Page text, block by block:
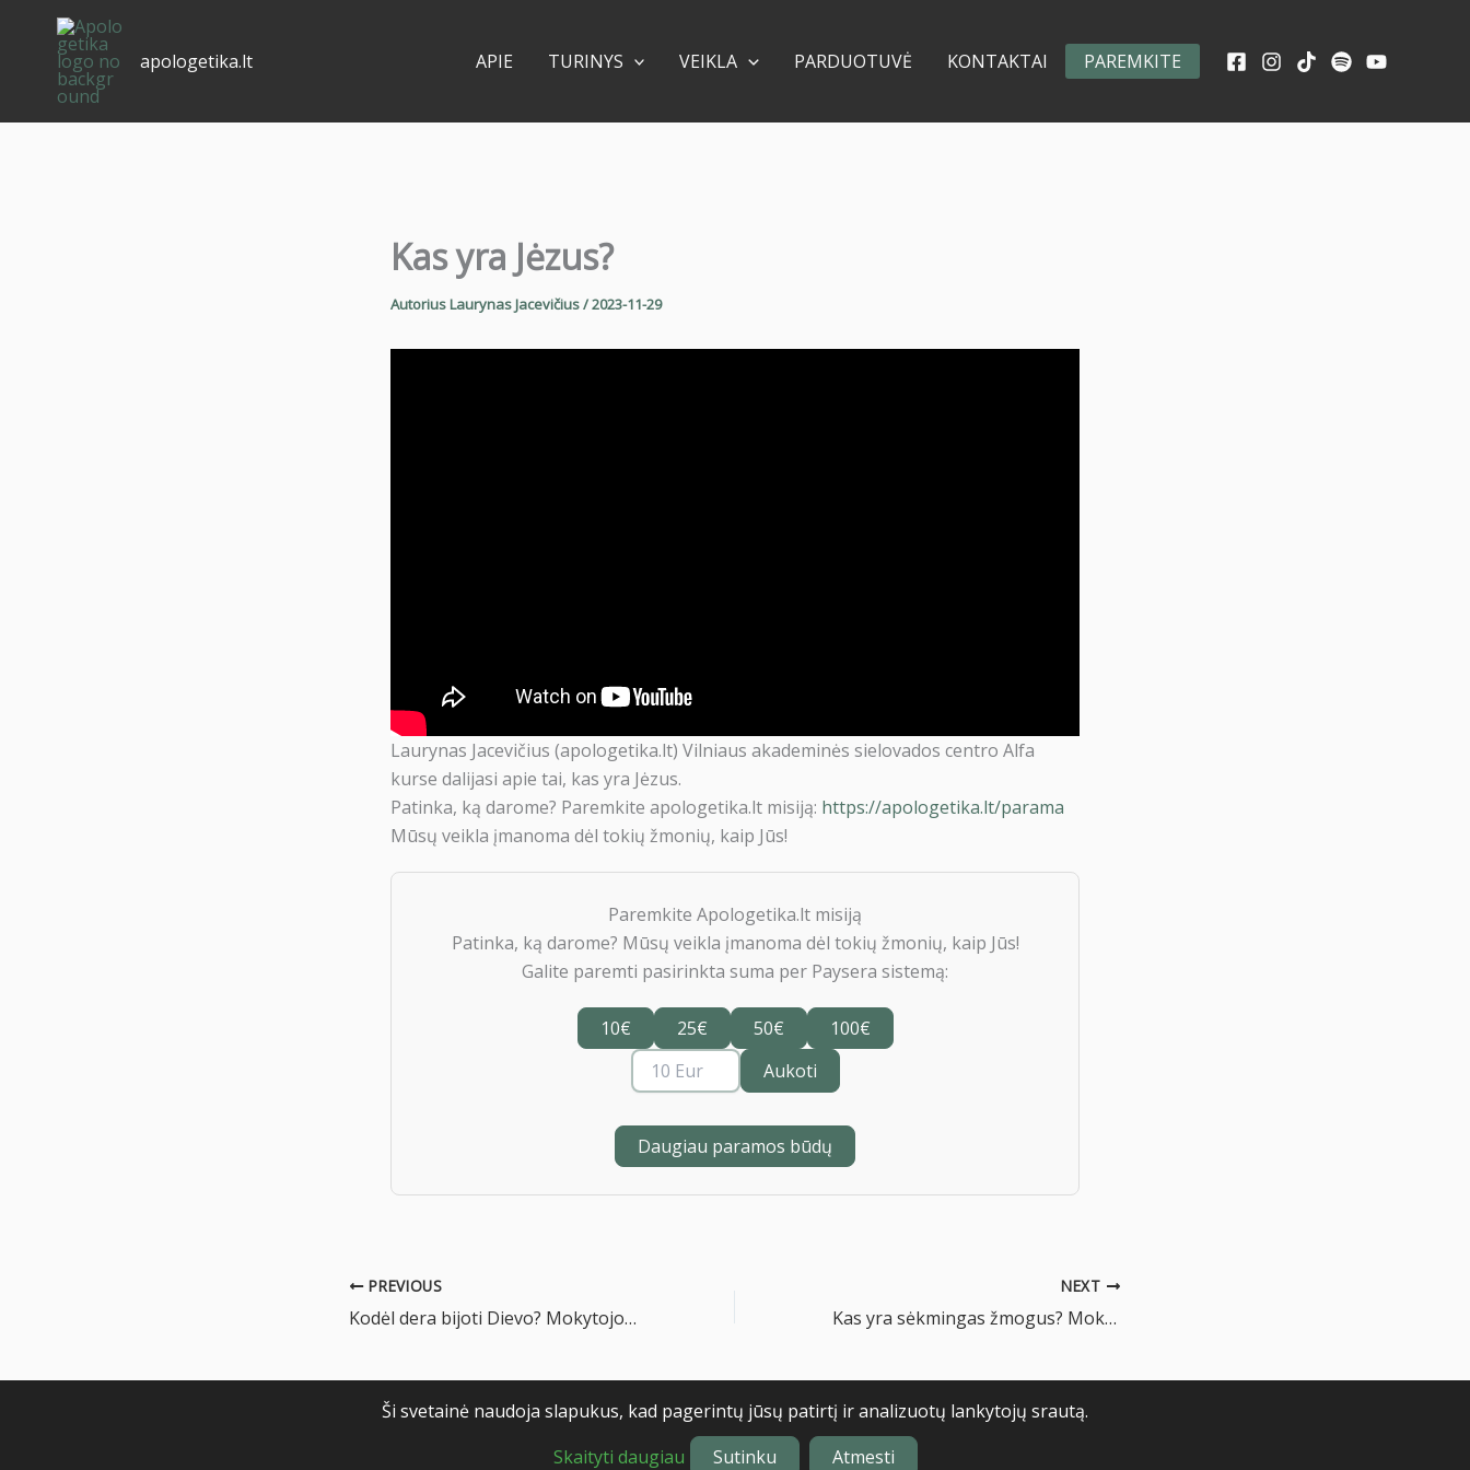
apologetika.lt APIE TURINYS VEIKLA PARDUOTUVĖ KONTAKTAI PAREMKITE
Kas yra Jėzus?
AutoriusLaurynas Jacevičius/2023-11-29
Laurynas Jacevičius (apologetika.lt) Vilniaus akademinės sielovados centro Alfa
kurse dalijasi apie tai, kas yra Jėzus.
Patinka, ką darome? Paremkite apologetika.lt misiją: https://apologetika.lt/parama
Mūsų veikla įmanoma dėl tokių žmonių, kaip Jūs!
Paremkite Apologetika.lt misiją
Patinka, ką darome? Mūsų veikla įmanoma dėl tokių žmonių, kaip Jūs!
Galite paremti pasirinkta suma per Paysera sistemą:
10€ 25€ 50€
100€
Aukoti
Daugiau paramos būdų
PREVIOUS
Kodėl dera bijoti Dievo? Mokytojo 3, 12-22
NEXT
Kas yra sėkmingas žmogus? Mokytojo 4
Privatumo politika
Ši svetainė naudoja slapukus, kad pagerintų jūsų patirtį ir analizuotų lankytojų srautą.
Skaityti daugiau
Sutinku Atmesti